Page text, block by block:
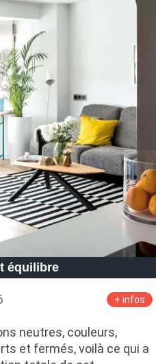
équilibre
+ infos
neutres, couleurs,
et fermés, voilà ce qui a